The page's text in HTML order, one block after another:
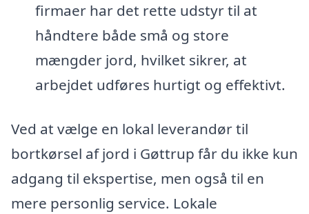
firmaer har det rette udstyr til at
håndtere både små og store
mængder jord, hvilket sikrer, at
arbejdet udføres hurtigt og effektivt.
Ved at vælge en lokal leverandør til
bortkørsel af jord i Gøttrup får du ikke kun
adgang til ekspertise, men også til en
mere personlig service. Lokale